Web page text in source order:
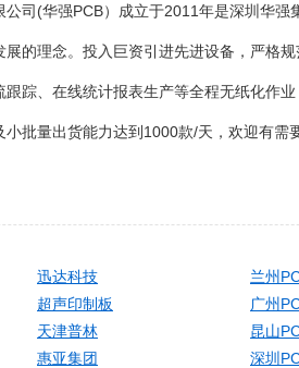
司(华强PCB）成立于2011年是深圳华
展的理念。投入巨资引进先进设备，严格
踪、在线统计报表生产等全程无纸化作
批量出货能力达到1000款/天，欢迎有需
迅达科技
超声印制板
天津普林
惠亚集团
兰州
广州
昆山
深圳